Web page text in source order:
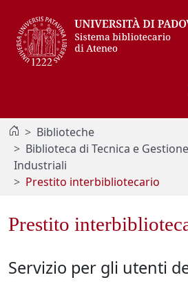
Biblioteche
Biblioteca di Tecnica e
Industriali
Prestito interbibliotecario
Prestito
Servizio per gli utenti